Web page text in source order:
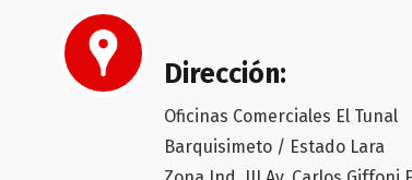
Dirección:
Oficinas Comerciales El Tunal
Barquisimeto / Estado Lara